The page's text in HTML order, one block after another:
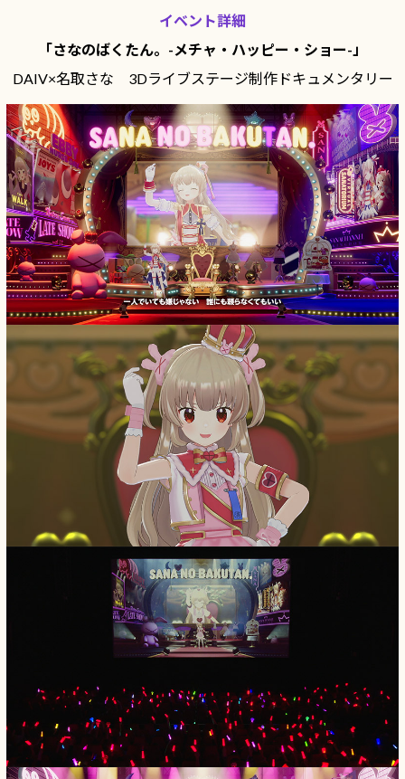
イベント詳細
「さなのばくたん。-メチャ・ハッピー・ショー-」
DAIV×名取さな 3Dライブステージ制作ドキュメンタリー